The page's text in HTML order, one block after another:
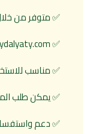
✅ متوفر من
✅ sydalyaty.com | صيدليتى
✅ مناسب
✅ يمكن طلب
✅ دعم